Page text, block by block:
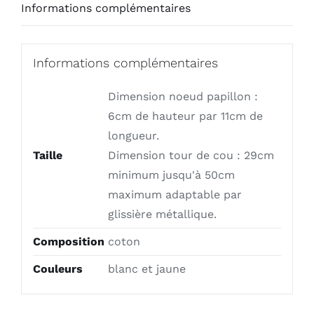
Informations complémentaires
Informations complémentaires
Taille
Dimension noeud papillon :
6cm de hauteur par 11cm de
longueur.
Dimension tour de cou : 29cm
minimum jusqu'à 50cm
maximum adaptable par
glissière métallique.
Composition coton
Couleurs blanc et jaune